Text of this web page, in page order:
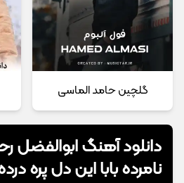
گلچین حامد الماسی
دانلود آهنگ ابوالفضل
نامرده بابا این دل پره